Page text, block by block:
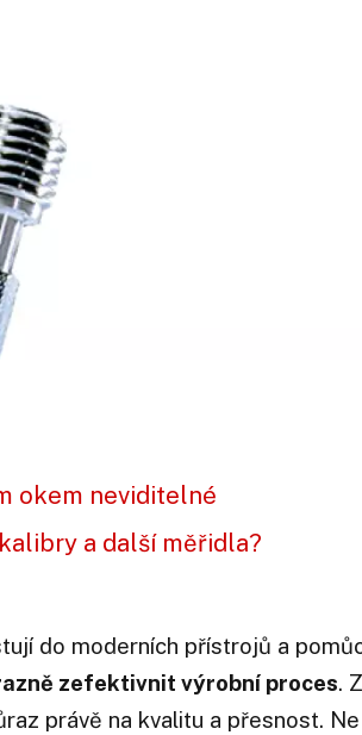
okem neviditelné
a další měřidla?
do moderních přístrojů a
zefektivnit výrobní proces.
právě na kvalitu a přesnost.